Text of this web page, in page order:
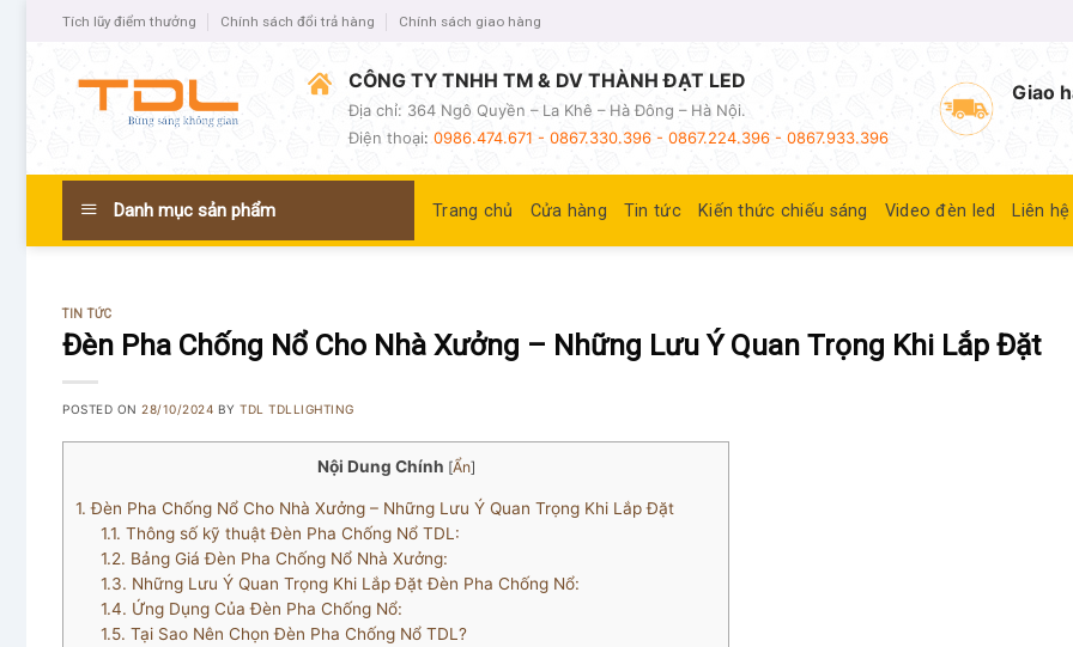
Tích lũy điểm thưởng Chính sách đổi trả hàng Chính sách giao hàng
CÔNG TY TNHH TM & DV THÀNH ĐẠT LED
Địa chỉ: 364 Ngô Quyền – La Khê – Hà Đông – Hà Nội.
Điện thoại: 0986.474.671 - 0867.330.396 - 0867.224.396 - 0867.933.396
Giao
Danh mục sản phẩm Trang chủ Cửa hàng Tin tức Kiến thức chiếu sáng Video đèn led Liên hệ
TIN TỨC
Đèn Pha Chống Nổ Cho Nhà Xưởng – Những Lưu Ý Quan Trọng Khi Lắp Đặt
POSTED ON 28/10/2024 BYTDL TDLLIGHTING
Nội Dung Chính [Ẩn]
1. Đèn Pha Chống Nổ Cho Nhà Xưởng – Những Lưu Ý Quan Trọng Khi Lắp Đặt
1.1. Thông số kỹ thuật Đèn Pha Chống Nổ TDL:
1.2. Bảng Giá Đèn Pha Chống Nổ Nhà Xưởng:
1.3. Những Lưu Ý Quan Trọng Khi Lắp Đặt Đèn Pha Chống Nổ:
1.4. Ứng Dụng Của Đèn Pha Chống Nổ:
1.5. Tại Sao Nên Chọn Đèn Pha Chống Nổ TDL?